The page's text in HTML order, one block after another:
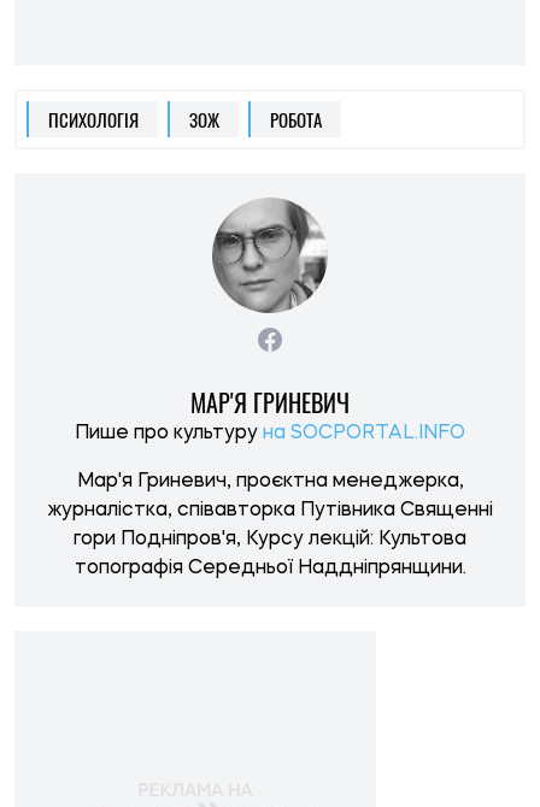
ПСИХОЛОГІЯ ЗОЖ РОБОТА
МАР'Я ГРИНЕВИЧ
Пише про культуру на SOCPORTAL.INFO
Мар'я Гриневич, проєктна менеджерка,
журналістка, співавторка Путівника Священні
гори Подніпров'я, Курсу лекцій: Культова
топографія Середньої Наддніпрянщини.